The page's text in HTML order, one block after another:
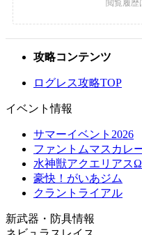
攻略コンテンツ
ログレス攻略TOP
イベント情報
サマーイベント2026
ファントムマスカレ
水神獣アクエリアス
豪快！がいあジム
クラントライアル
新武器・防具情報